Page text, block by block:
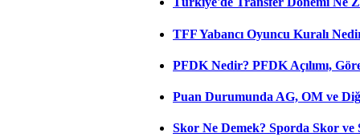
TFF Yabancı Oyuncu Kuralı
PFDK Nedir? PFDK Açılımı,
Puan Durumunda AG, OM ve
Skor Ne Demek? Sporda Skor ve